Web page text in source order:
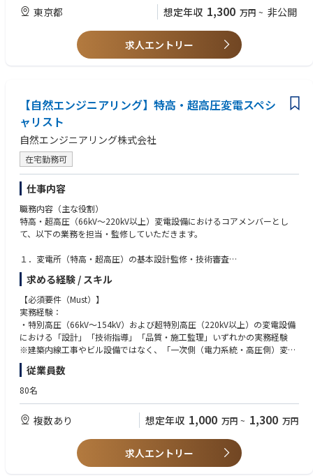
※希望に合わせて一部内容を主導して行っていただく場合があります。
大きく貢献できます。
連続量の量子アルゴリズムや基礎研究はまだまだ未開拓分野であり、量子
情報理論と物理を探求しながら新たな発想で未解決問題に挑戦していきま
す。
また光量子コンピュータ実機の研究開発と密に連携することで、最先端の
知識と量子技術を深く身につけることができます。
【Integrated Photonics Unit】
本ポジションでは、光量子コンピューティングを実現するための光集積回
路（PIC）プラットフォームの研究開発に幅広く携わっていただきます。
主な業務として、R&D戦略やプロジェクト計画の策定、およびPICの一連
の開発を推進していただきます。これには、回路設計、テープアウトの実
行、デバイス評価、実証実験などの業務全般 主体的に取り組むことが含ま
れます。
・広範なR&D領域: PIC開発の全ライフサイクルに携わるため、柔軟な思考
力と幅広い技術的専門知識が重視されます。
・製造および試作: デバイスの製造および試作は、商用ファウンドリサー
ビスと共同研究パートナーの設備を組み合わせて実施します。
＜やりがい・魅力＞
研究重視のチームである集積フォトニクス部門には、アイディアを形にす
る自由と、多様な技術に挑める環境があります。
ここでは、回路設計や大手ファウンドリへのテープアウト、インハウスで
■歓迎
・第一著者で論文を執筆した経験
・実験・理論の両方の研究経験
・日常会話レベルの日本語力
・量子コンピュータ実機を用いた研究の経験
・連続量の誤り訂正アーキテクチャに関する基本的な知識
・連続量光量子コンピュータの実験についての基本的な知識
・少人数・チームでの研究開発経験
・実験家との連携・共同研究の経験
【フィットする方】
・広い視野を持って、様々な量子アルゴリズムの開発に取り組める方
・純粋な物理学としての量子アルゴリズムの研究と、現実的な実機での実
装の研究の両方に挑戦したい方
・社内・社外の様々な人・企業と新たな価値を創造したい方
方
【Integrated Photonics Unit】
■必須
・学位：以下のいずれかの分野で修士もしくは博士号を取得した方
- 光学（レーザー、光集積回路、非線形光学、光通信）
- 量子（量子情報理論、量子情報物理、量子光学）
・英語力：他の研究者や量子コンピュータ専門家との円滑なコミュニケー
ションができるレベル
・光集積回路の基本的なプラットフォーム（Si、SiN、LNなど）の基礎知
識
・3年以上（修士・博士課程の研究を含む）の光集積回路に関する実務経
・FDTD法やFEMソルバーなど、光集積回路の設計およびシミュレーション
に使用されるツールや原理に関する基礎的な理解
・ADSやHFSSなどを用いたモデリング経験、および高速高周波フォトニク
東京都 想定年収 1,300 万円 ~ 非公開
求人エントリー
【自然エンジニアリング】特高・超高圧変電スペシ
ャリスト
自然エンジニアリング株式会社
在宅勤務可
仕事内容
職務内容（主な役割）
特高・超高圧（66kV〜220kV以上）変電設備におけるコアメンバーとし
て、以下の業務を担当・監修していただきます。
１．変電所（特高・超高圧）の基本設計監修・技術審査
電力会社との系統連系協議に基づく、220kV以上超高圧変電所の基本設
計、単線結線図、設備配置図の審査および最適化。
主要機器（超高圧変圧器、GIS/CGS遮断器、断路器、保護継電器、引込鉄
塔、超高圧ケーブル等）の仕様確認および適合性検証。
許認可申請資料の作成（系統連系申請書類、工事計画届、消防法）
施工における技術的支援
保護協調、短絡・潮流計算の妥当性確認、ならびに工事・試運転プロセス
で発生する高度な技術課題への解法提示。
トラブル発生時における原因究明および重電メーカー・電力会社との技術
求める経験 / スキル
【必須要件（Must）】
実務経験：
・特別高圧（66kV〜154kV）および超特別高圧（220kV以上）の変電設備
における「設計」「技術指導」「品質・施工監理」いずれかの実務経験
※建築内線工事やビル設備ではなく、「一次側（電力系統・高圧側）変電
所特化」の実務経験が必須となります。
保有資格：
※220kV以上の超高圧案件における技術的担保・選任対応を見据えた必須
要件となります。
【歓迎要件（Want）】
従業員数
80名
複数あり 想定年収 1,000 万円 ~ 1,300 万円
求人エントリー